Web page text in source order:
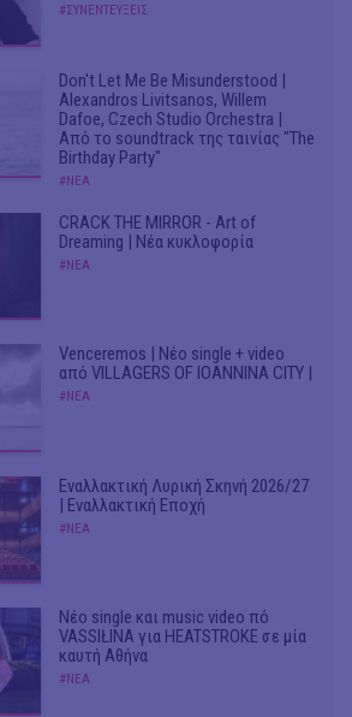
#ΣΥΝΕΝΤΕΥΞΕΙΣ
Don't Let Me Be Misunderstood |
Alexandros Livitsanos, Willem
Dafoe, Czech Studio Orchestra |
Από το soundtrack της ταινίας "The
Birthday Party"
#ΝΕΑ
CRACK THE MIRROR - Art of
Dreaming | Νέα κυκλοφορία
#ΝΕΑ
Venceremos | Νέο single + video
από VILLAGERS OF IOANNINA CITY |
#ΝΕΑ
Εναλλακτική Λυρική Σκηνή 2026/27
| Εναλλακτική Εποχή
#ΝΕΑ
Νέο single και music video πό
VASSIŁINA για HEATSTROKE σε μία
καυτή Αθήνα
#ΝΕΑ